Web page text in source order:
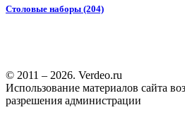
Столовые наборы (204)
© 2011 – 2026. Verdeo.ru
Использование материалов сайта
разрешения администрации